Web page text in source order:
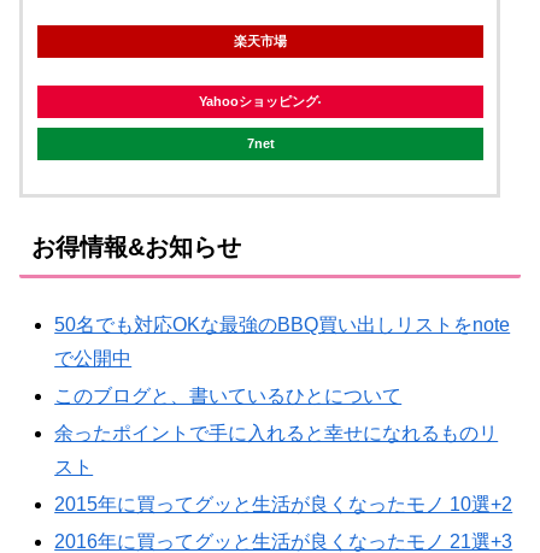
楽天市場
Yahooショッピング
7net
お得情報&お知らせ
50名でも対応OKな最強のBBQ買い出しリストをnote
で公開中
このブログと、書いているひとについて
余ったポイントで手に入れると幸せになれるものリ
スト
2015年に買ってグッと生活が良くなったモノ 10選+2
2016年に買ってグッと生活が良くなったモノ 21選+3